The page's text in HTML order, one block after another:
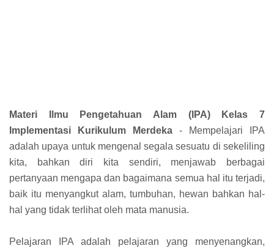
Materi Ilmu Pengetahuan Alam (IPA) Kelas 7
Implementasi Kurikulum Merdeka - Mempelajari IPA
adalah upaya untuk mengenal segala sesuatu di sekeliling
kita, bahkandiri kita sendiri, menjawab berbagai
pertanyaan mengapa dan bagaimana semua hal itu terjadi,
baik itu menyangkut alam, tumbuhan, hewan bahkan hal-
hal yang tidak terlihatoleh mata manusia.
Pelajaran IPA adalah pelajaran yang menyenangkan,